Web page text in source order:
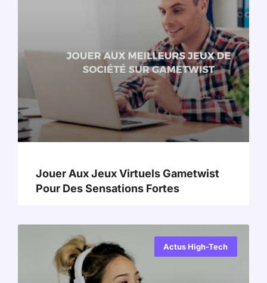
Jouer Aux Jeux Virtuels Gametwist
Pour Des Sensations Fortes
Actus High-Tech